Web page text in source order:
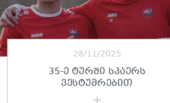
28/11/2025
35-Ე ᲢᲣᲠᲨᲘ ᲡᲞᲐᲔᲠᲡ
ᲕᲔᲡᲢᲣᲛᲠᲔᲑᲘᲗ